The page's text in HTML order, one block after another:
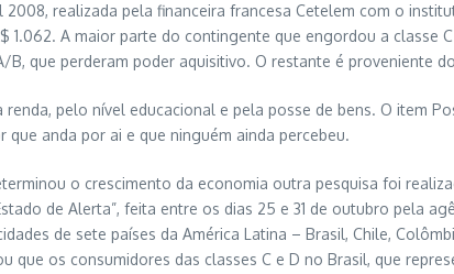
realizada pela financeira francesa Cetelem com o
1.062. A maior parte do contingente que engordou a classe
B, que perderam poder aquisitivo. O restante é proveniente
pelo nível educacional e pela posse de bens. O item
anda por ai e que ninguém ainda percebeu.
o crescimento da economia outra pesquisa foi
de Alerta”, feita entre os dias 25 e 31 de outubro pela
de sete países da América Latina – Brasil, Chile,
que os consumidores das classes C e D no Brasil, que